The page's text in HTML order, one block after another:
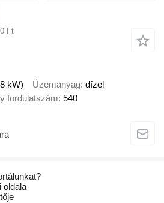
Ft
kW) Üzemanyag dízel
fordulatszám 540
oldala